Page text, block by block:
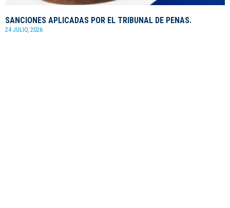
SANCIONES APLICADAS POR EL TRIBUNAL DE PENAS.
24 JULIO, 2026